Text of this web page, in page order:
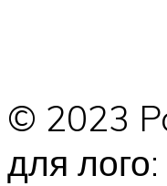
© 2023
для